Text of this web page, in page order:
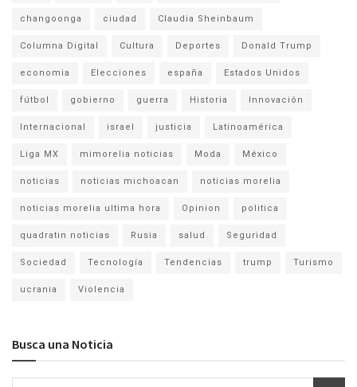
changoonga ciudad Claudia Sheinbaum
Columna Digital Cultura Deportes Donald Trump
economia Elecciones españa Estados Unidos
fútbol gobierno guerra Historia Innovación
Internacional israel justicia Latinoamérica
Liga MX mimorelia noticias Moda México
noticias noticias michoacan noticias morelia
noticias morelia ultima hora Opinion politica
quadratin noticias Rusia salud Seguridad
Sociedad Tecnología Tendencias trump Turismo
ucrania Violencia
Busca una Noticia